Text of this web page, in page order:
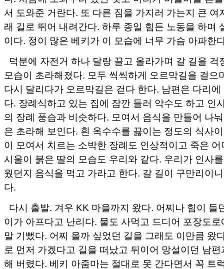
서 도와준 거란다. 또 다른 짐을 가지러 가는지 큰 여
래 길로 뛰어 내려간다. 하루 종일 힘든 노동을 하며
이다. 정이 많은 베키가 이 모습에 너무 가슴 아파한
덕분에 자전거 하나 달랑 끌고 올라가며 갈 길을 걱
모습이 초라해졌다. 모두 씩씩하게 오르막길을 걸으
다시 달리다가 오르막길은 걷다 한다. 남편은 다리
다. 장례식하고 있는 집에 잠깐 들러 악수도 하고 인
의 장례 풍습과 비슷하다. 모여서 음식을 만들어 나
은 초라해 보인다. 흰 옥수수를 끓이는 정도의 식사
이 모여서 치르는 소박한 장례도 인상적이고 죽은
시울이 붉은 딸의 모습도 우리와 같다. 우리가 인사
웠던지 음식을 먹고 가라고 한다. 갈 길이 구만리이
다.
다시 출발. 겨우 KK 마을까지 왔다. 어찌나 힘이 들
이가 아프다고 난리다. 물도 사먹고 드디어 포장도
말 기뻤다. 어찌 올까 싶었던 길을 그래도 이만큼 왔
로 먼저 가겠다고 길을 떠났고 뒤이어 망설이던 남
해 버렸다. 베키 아줌마는 절대로 못 간다면서 꼭 트